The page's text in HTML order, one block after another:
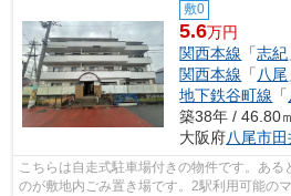
敷0
5.6万円
関西本線 「志紀
関西本線 「 八尾
地下鉄谷町線 「
築38年 / 46.80
大阪府八尾市
こちらは自走式駐車場付きの物件です。ある
のが敷地内ごみ置き場です。2駅利用可能の